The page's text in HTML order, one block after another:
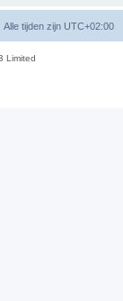
Alle tijden zijn UTC+02:00
Limited